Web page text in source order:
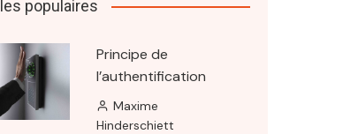
populaires
Principe de
l’authentification
Maxime
Hinderschiett